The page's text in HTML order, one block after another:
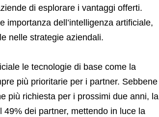
di esplorare i vantaggi offerti.
importanza dell’intelligenza artificiale,
nelle strategie aziendali.
le tecnologie di base come la
più prioritarie per i partner. Sebbene
più richiesta per i prossimi due anni, la
dei partner, mettendo in luce la